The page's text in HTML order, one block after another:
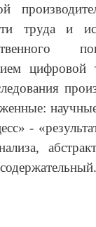
труда и
-